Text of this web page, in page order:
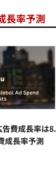
長率予測
費成長率は8.
長率予測